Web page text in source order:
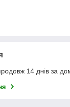
14 днів за